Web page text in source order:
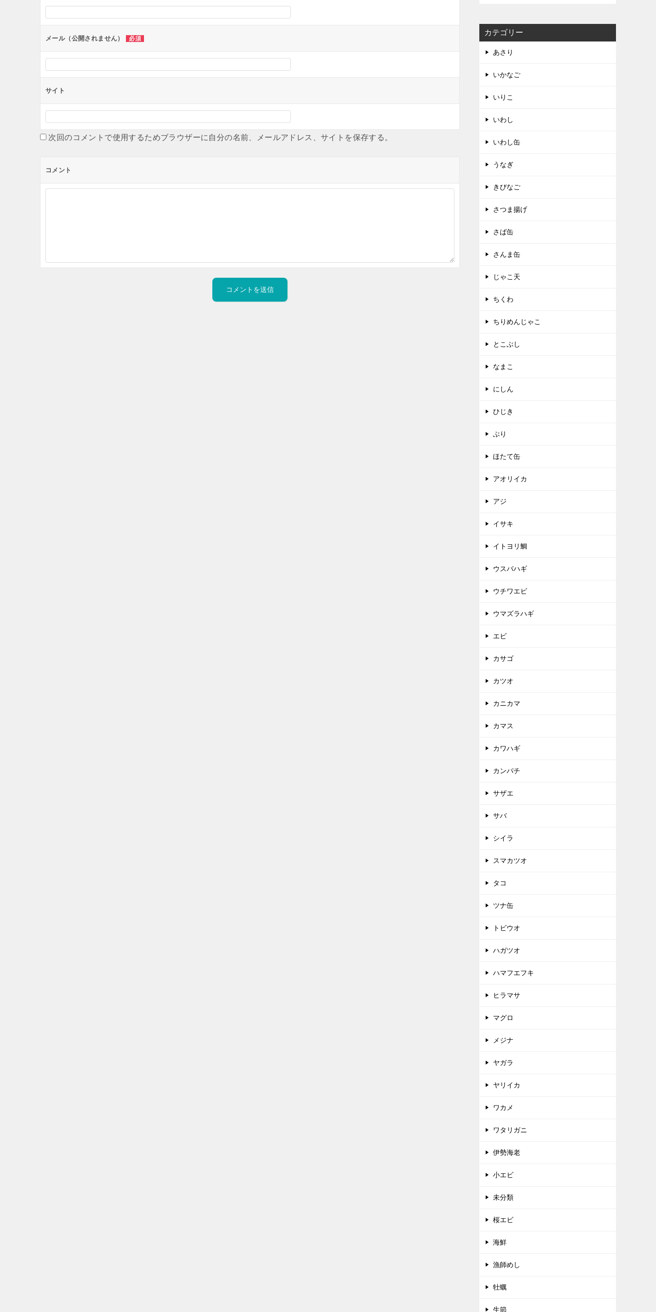
ョ
ンメール（公開されません） 必須
サイト
次回のコメントで使用するためブラウザーに自分の名前、メールアドレス、サイトを保存する。
コメント
カテゴリー
あさり
いかなご
いりこ
いわし
いわし缶
うなぎ
きびなご
さつま揚げ
さば缶
さんま缶
じゃこ天
ちくわ
ちりめんじゃこ
とこぶし
なまこ
にしん
ひじき
ぶり
ほたて缶
アオリイカ
アジ
イサキ
イトヨリ鯛
ウスバハギ
ウチワエビ
ウマズラハギ
エビ
カサゴ
カツオ
カニカマ
カマス
カワハギ
カンパチ
サザエ
サバ
シイラ
スマカツオ
タコ
ツナ缶
トビウオ
ハガツオ
ハマフエフキ
ヒラマサ
マグロ
メジナ
ヤガラ
ヤリイカ
ワカメ
ワタリガニ
伊勢海老
小エビ
未分類
桜エビ
海鮮
漁師めし
牡蠣
生節